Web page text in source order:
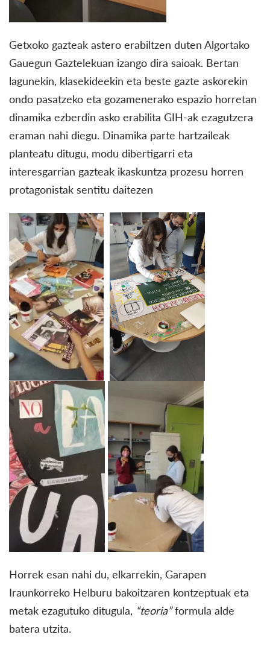
Getxoko gazteak astero erabiltzen duten Algortako
Gauegun Gaztelekuan izango dira saioak. Bertan
lagunekin, klasekideekin eta beste gazte askorekin
ondo pasatzeko eta gozamenerako espazio horretan
dinamika ezberdin asko erabilita GIH-ak ezagutzera
eraman nahi diegu. Dinamika parte hartzaileak
planteatu ditugu, modu dibertigarri eta
interesgarrian gazteak ikaskuntza prozesu horren
protagonistak sentitu daitezen
Horrek esan nahi du, elkarrekin, Garapen
Iraunkorreko Helburu bakoitzaren kontzeptuak eta
metak ezagutuko ditugula, “teoria”formula alde
batera utzita.